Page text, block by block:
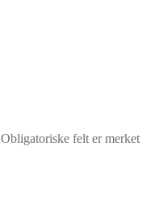
Obligatoriske felt er merket